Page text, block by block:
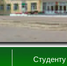
Студенту